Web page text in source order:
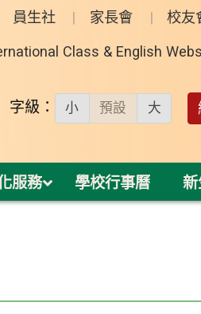
員生社 家長會 校友
Class & English
字級： 小 預設 大
服務 學校行事曆